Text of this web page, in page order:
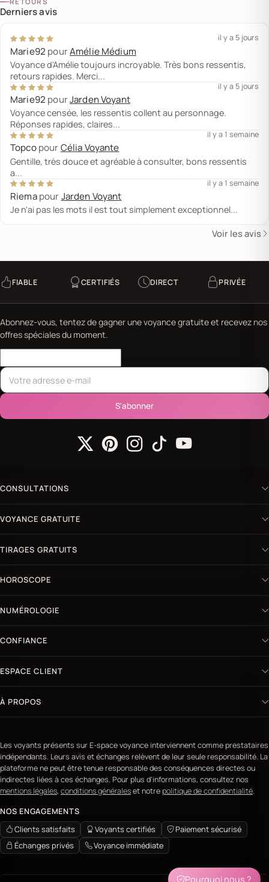
Derniers avis
il y a 5 jours
Marie92 pourAmélie Médium
Voyance d'Amélie toujours incroyable. Très bons ressentis,
retours rapides. Merci...
il y a 5 jours
Marie92 pourJarden Voyant
Voyance censée, les ressentis collent au personnage.
Réponses rapides, claires...
il y a 1 semaine
TopcopourCélia Voyante
Gentille, très douce et agréable à consulter, bons ressentis
a...
il y a 1 semaine
RiemapourJarden Voyant
Je n'ai pas les mots il est tout simplement exceptionnel...
Voir les avis
Pourquoi nous ?
FIABLE CERTIFIÉS DIRECT PRIVÉE
Abonnez-vous, tentez de gagner une voyance gratuite et recevez nos
offres spéciales du moment.
S'abonner
CONSULTATIONS
VOYANCE GRATUITE
TIRAGES GRATUITS
HOROSCOPE
NUMÉROLOGIE
CONFIANCE
ESPACE CLIENT
À PROPOS
Les voyants présents sur E-space voyance interviennent comme prestataires
indépendants. Leurs avis et échanges relèvent de leur seule responsabilité. La
plateforme ne peut être tenue responsable des conséquences directes ou
indirectes liées à ces échanges. Pour plus d'informations, consultez nos
mentions légales, conditions généraleset notrepolitique de confidentialité.
NOS ENGAGEMENTS
Clients satisfaits
Voyants certifiés
Paiement sécurisé
Échanges privés
Voyance immédiate